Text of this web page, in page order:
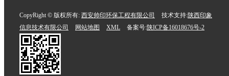
CopyRight © 版权所有: 西安帅印环保工程有限公司 技术支持:陕西印象
信息技术有限公司
网站地图 XML 备案号:陕ICP备16018676号-2